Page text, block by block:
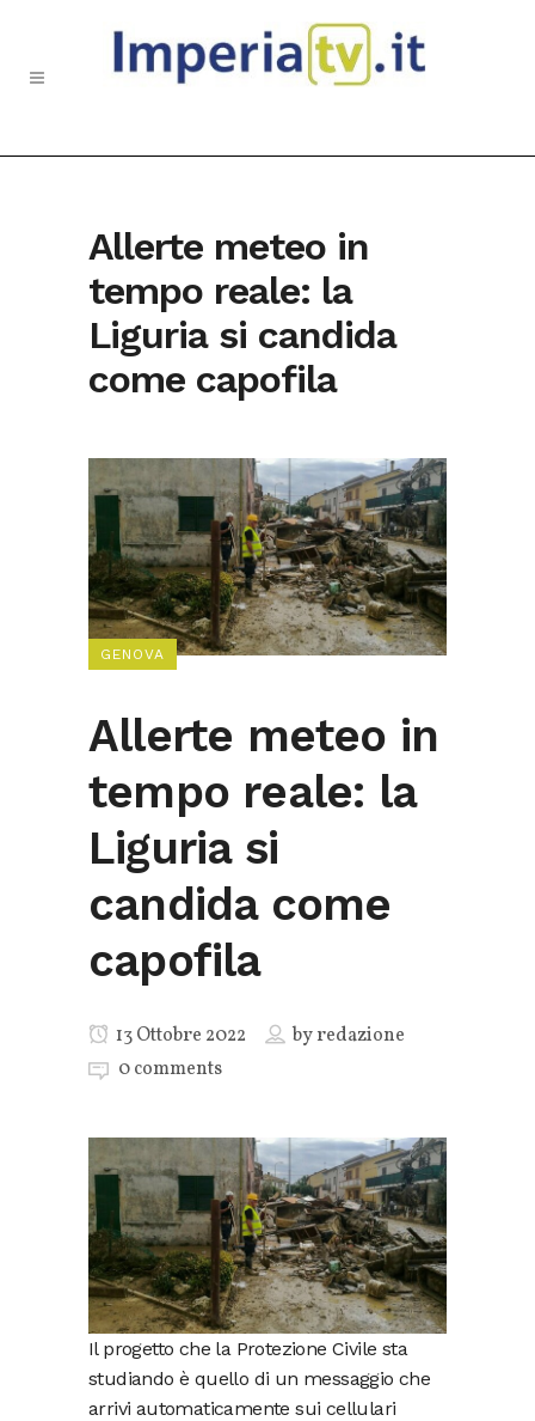
Allerte meteo in
tempo reale: la
Liguria si candida
come capofila
GENOVA
Allerte meteo in
tempo reale: la
Liguria si
candida come
capofila
13 Ottobre 2022 byredazione
0 comments
Il progetto che la Protezione Civile sta
studiando è quello di un messaggio che
arrivi automaticamente sui cellulari